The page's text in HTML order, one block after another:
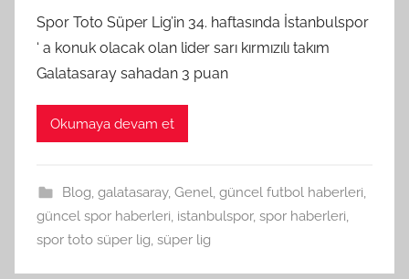
Spor Toto Süper Lig’in 34. haftasında İstanbulspor
‘ a konuk olacak olan lider sarı kırmızılı takım
Galatasaray sahadan 3 puan
Okumaya devam et
Blog, galatasaray, Genel, güncel futbol haberleri,
güncel spor haberleri, istanbulspor, spor haberleri,
spor toto süper lig, süper lig